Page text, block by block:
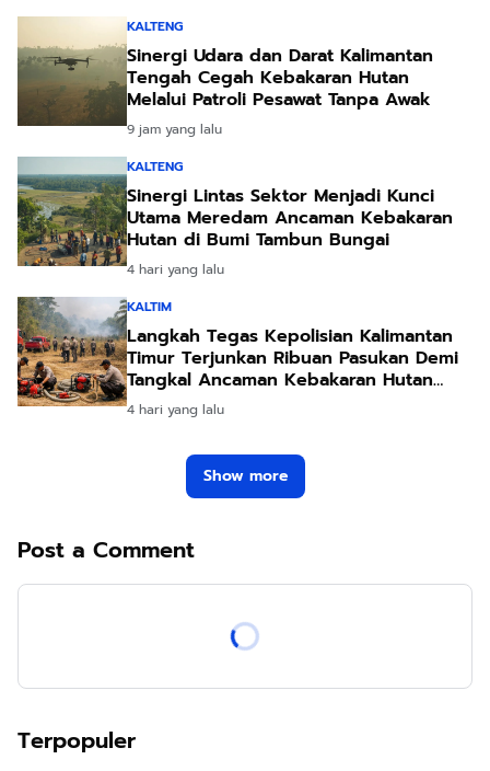
KALTENG
Sinergi Udara dan Darat Kalimantan
Tengah Cegah Kebakaran Hutan
Melalui Patroli Pesawat Tanpa Awak
9 jam yang lalu
KALTENG
Sinergi Lintas Sektor Menjadi Kunci
Utama Meredam Ancaman Kebakaran
Hutan di Bumi Tambun Bungai
4 hari yang lalu
KALTIM
Langkah Tegas Kepolisian Kalimantan
Timur Terjunkan Ribuan Pasukan Demi
Tangkal Ancaman Kebakaran Hutan
Akibat Kemarau Ekstrem
4 hari yang lalu
Show more
Post a Comment
Terpopuler